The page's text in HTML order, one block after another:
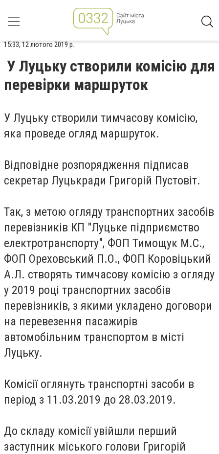
15:33, 12 лютого 2019 р.
У Луцьку створили комісію для
перевірки маршруток
У Луцьку створили тимчасову комісію,
яка проведе огляд маршруток.
Відповідне розпорядження підписав
секретар Луцькради Григорій Пустовіт.
Так, з метою огляду транспортних засобів
перевізників КП "Луцьке підприємство
електротранспорту", ФОП Тимощук М.С.,
ФОП Ореховський П.О., ФОП Коровіцький
А.Л. створять тимчасову комісію з огляду
у 2019 році транспортних засобів
перевізників, з якими укладено договори
на перевезення пасажирів
автомобільним транспортом в місті
Луцьку.
Комісії оглянуть транспортні засоби в
період з 11.03.2019 до 28.03.2019.
До складу комісії увійшли перший
заступник міського голови Григорій